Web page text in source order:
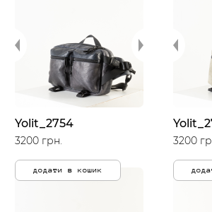
Yolit_2754
3200 грн.
додати в кошик
3200